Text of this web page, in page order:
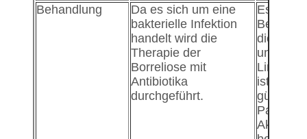
Behandlung
Da es sich um eine
bakterielle Infektion
handelt wird die
Therapie der
Borreliose mit
Antibiotika
durchgeführt.
Es gibt
die den
ist
gültige